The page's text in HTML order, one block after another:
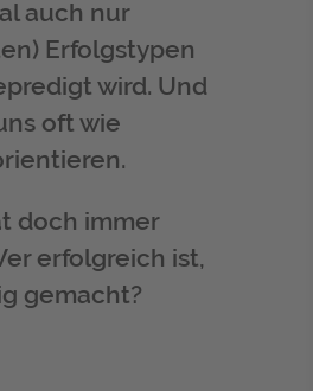
auch nur
Erfolgstypen
wird. Und
oft wie
doch immer
erfolgreich ist,
gemacht?